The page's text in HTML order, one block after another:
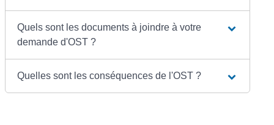
Quels sont les documents à joindre à votre
demande d'OST ?
Quelles sont les conséquences de l'OST ?